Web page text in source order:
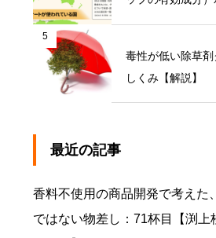
一覧
5
毒性が低い除草
しくみ【解説】
最近の記事
香料不使用の商品開発で考えた
ではない物差し：71杯目【渕上